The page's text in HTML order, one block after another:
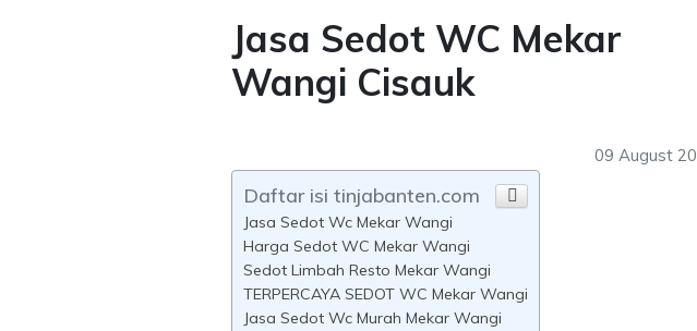
Jasa Sedot WC Mekar
Wangi Cisauk
09 August
Daftar isi tinjabanten.com
Jasa Sedot Wc Mekar Wangi
Harga Sedot WC Mekar Wangi
Sedot Limbah Resto Mekar Wangi
TERPERCAYA SEDOT WC Mekar Wangi
Jasa Sedot Wc Murah Mekar Wangi